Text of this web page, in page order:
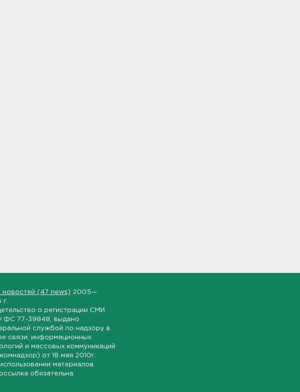
новостей (47 news) 2005—
г.
о регистрации СМИ
ФС 77-39848 , выдано
службой по надзору в
связи, информационных
и массовых коммуникаций
от 18 мая 2010г.
материалов
обязательна.